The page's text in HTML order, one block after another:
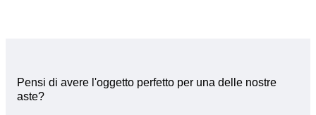
Pensi di avere l'oggetto perfetto per una delle nostre
aste?